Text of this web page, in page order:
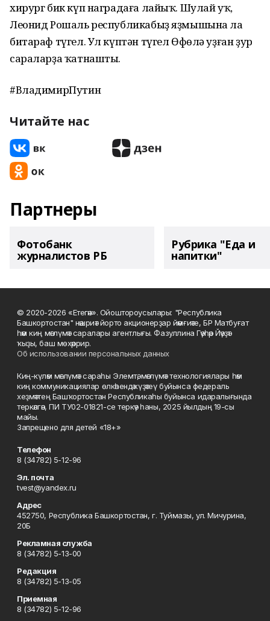
хирург бик күп наградаға лайыҡ. Шулай уҡ,
Леонид Рошаль республикабыҙ яҙмышына ла
битараф түгел. Ул күптән түгел Өфөлә уҙған ҙур
сараларҙа ҡатнашты.
#ВладимирПутин
Читайте нас
Партнеры
Фотобанк
журналистов РБ
Рубрика "Еда и
напитки"
© 2020-2026 «Етегән». Ойоштороусылары: "Республика
Башкортостан" нәшриәт йорто акционерҙар йәмғиәте, БР Матбуғат
һәм киң мәғлүмәт саралары агентлығы. Фазуллина Гәүһәр Йәүҙәт
ҡыҙы, баш мөхәррир.
Об использовании персональных данных
Киң-күләм мәғлүмәт сараһы Элемтә, мәғлүмәт технологиялары һәм
киң коммуникациялар өлкәһендә күҙәтеү буйынса федераль
хеҙмәттең Башҡортостан Республикаһы буйынса идаралығында
теркәлгән, ПИ ТУ02-01821-се теркәү һаны, 2025 йылдың 19-сы
майы.
Запрещено для детей «18+»
Телефон
8 (34782) 5-12-96
Эл. почта
tvest@yandex.ru
Адрес
452750, Республика Башкортостан, г. Туймазы, ул. Мичурина,
20Б
Рекламная служба
8 (34782) 5-13-00
Редакция
8 (34782) 5-13-05
Приемная
8 (34782) 5-12-96